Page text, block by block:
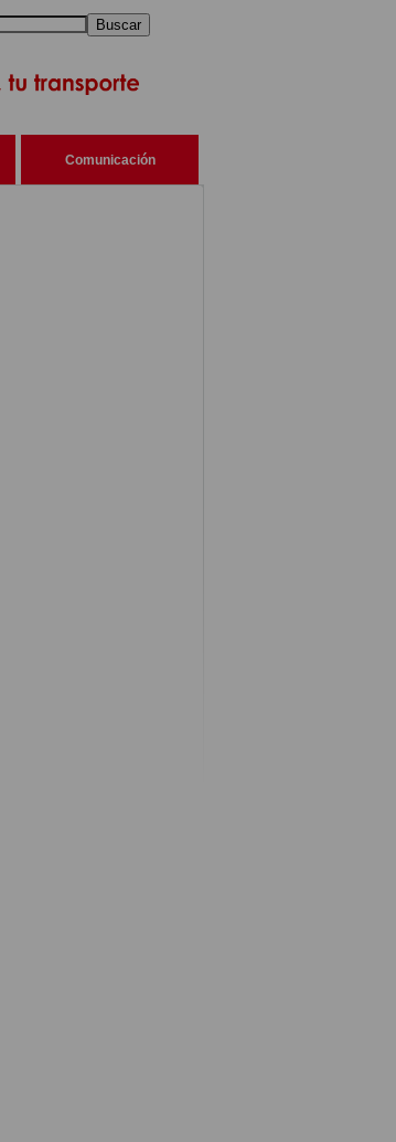
Buscar
Comunicación